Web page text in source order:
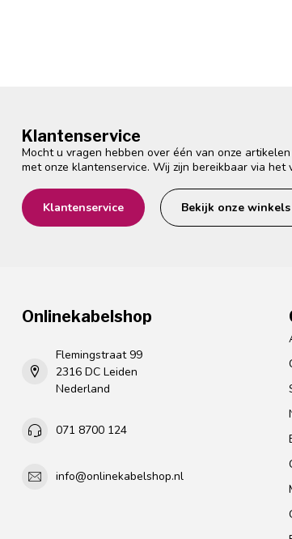
Klantenservice
Mocht u vragen hebben over één van onze
met onze klantenservice. Wij zijn bereikbaar via het
Klantenservice Bekijk onze winkels
Onlinekabelshop
Flemingstraat 99
2316 DC Leiden
Nederland
071 8700 124
info@onlinekabelshop.nl